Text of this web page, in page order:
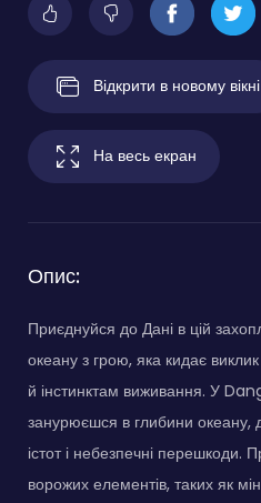
Відкрити в новому вікні
На весь екран
Опис:
Приєднуйся до Дані в цій
океану з грою, яка кидає
й інстинктам виживання. У
занурюєшся в глибини океану,
істот і небезпечні
ворожих елементів, таких як